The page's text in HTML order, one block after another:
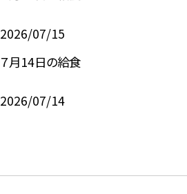
2026/07/15
７月14日の給食
2026/07/14